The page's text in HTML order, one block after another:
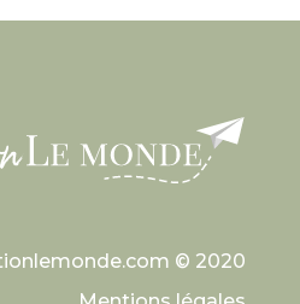
© 2020